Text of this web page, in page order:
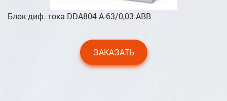
Блок диф. тока DDA804 A-63/0,03 ABB
ЗАКАЗАТЬ